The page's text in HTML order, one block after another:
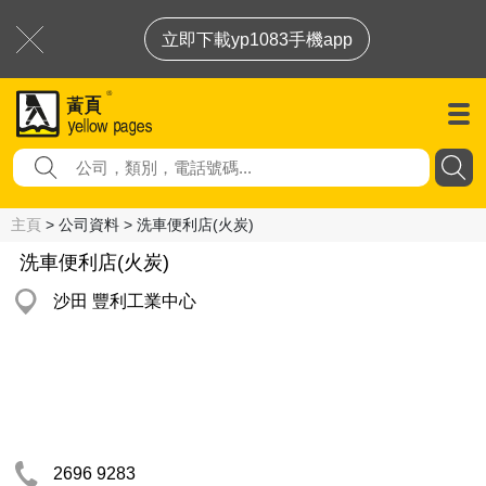
立即下載yp1083手機app
主頁 > 公司資料 > 洗車便利店(火炭)
洗車便利店(火炭)
沙田 豐利工業中心
2696 9283